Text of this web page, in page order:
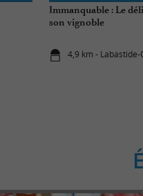
Immanquable : Le
son vignoble
4,9 km - Labastide-